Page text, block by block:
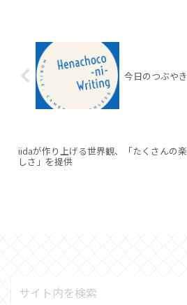
今日のつぶやき
iidaが作り上げる世界観、「たくさんの楽
しさ」を提供